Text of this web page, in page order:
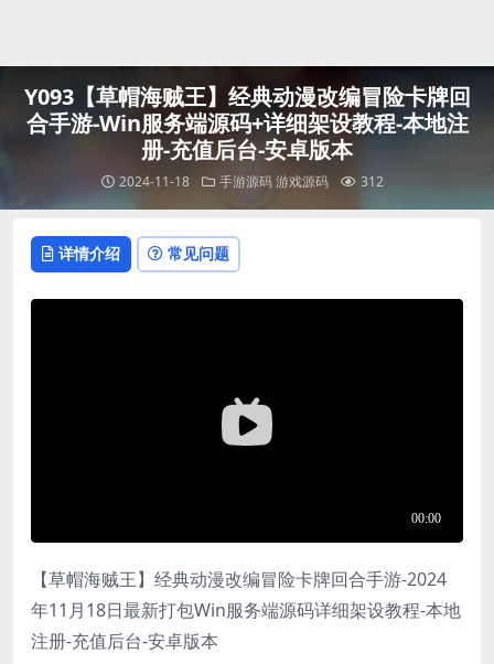
Y093【草帽海贼王】经典动漫改编冒险卡牌回
合手游-Win服务端源码+详细架设教程-本地注
册-充值后台-安卓版本
2024-11-18 手游源码游戏源码 312
详情介绍 常见问题
【草帽海贼王】经典动漫改编冒险卡牌回合手游-2024
年11月18日最新打包Win服务端源码详细架设教程-本地
注册-充值后台-安卓版本